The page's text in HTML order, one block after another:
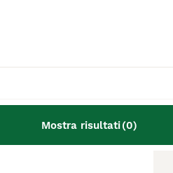
Mostra risultati(0)